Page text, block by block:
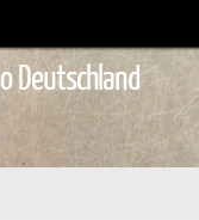
Deutschland